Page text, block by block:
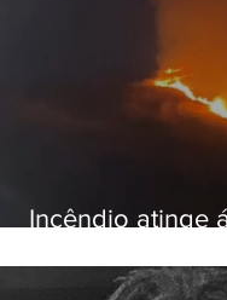
Incêndio atinge
Iguaçu